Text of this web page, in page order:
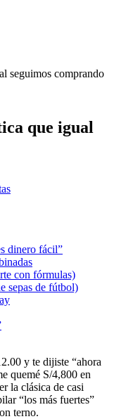
seguimos comprando
que igual
dinero fácil”
con fórmulas)
sepas de fútbol)
y te dijiste “ahora
quemé S/4,800 en
la clásica de casi
“los más fuertes”
terno.